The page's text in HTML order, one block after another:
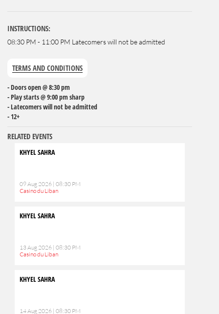
INSTRUCTIONS:
08:30 PM - 11:00 PM Latecomers will not be admitted
TERMS AND CONDITIONS
- Doors open @ 8:30 pm
- Play starts @ 9:00 pm sharp
- Latecomers will not be admitted
- 12+
RELATED EVENTS
KHYEL SAHRA
09 Aug 2026 | 08:30 PM
Casino du Liban
KHYEL SAHRA
13 Aug 2026 | 08:30 PM
Casino du Liban
KHYEL SAHRA
14 Aug 2026 | 08:30 PM